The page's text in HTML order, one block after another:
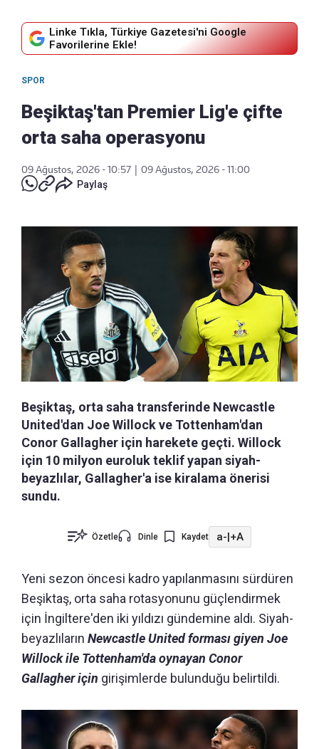
Linke Tıkla, Türkiye Gazetesi'ni Google
Favorilerine Ekle!
SPOR
Beşiktaş'tan Premier Lig'e çifte
orta saha operasyonu
09 Ağustos, 2026 - 10:57
09 Ağustos, 2026 - 11:00
Paylaş
Beşiktaş, orta saha transferinde Newcastle
United'dan Joe Willock ve Tottenham'dan
Conor Gallagher için harekete geçti. Willock
için 10 milyon euroluk teklif yapan siyah-
beyazlılar, Gallagher'a ise kiralama önerisi
sundu.
Özetle Dinle Kaydet a-|+A
Yeni sezon öncesi kadro yapılanmasını sürdüren
Beşiktaş, orta saha rotasyonunu güçlendirmek
için İngiltere'den iki yıldızı gündemine aldı. Siyah-
beyazlıların Newcastle United forması giyen Joe
Willock ile Tottenham'da oynayan Conor
Gallagher için girişimlerde bulunduğu belirtildi.